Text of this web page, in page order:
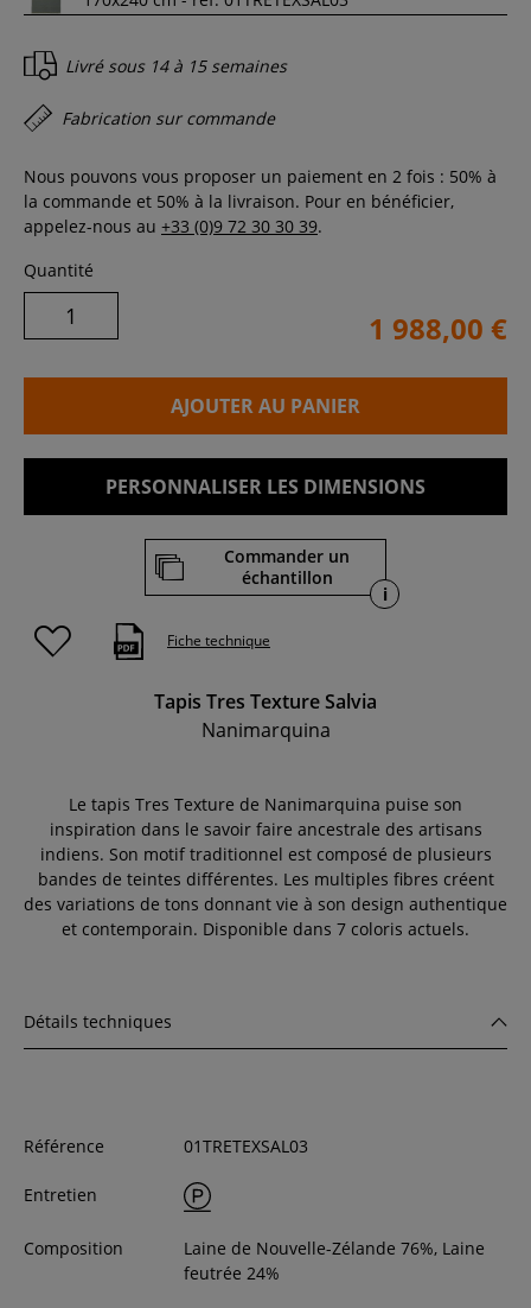
Livré sous 14 à 15 semaines
Fabrication sur commande
Nous pouvons vous proposer un paiement en 2 fois : 50% à
la commande et 50% à la livraison. Pour en bénéficier,
appelez-nous au +33 (0)9 72 30 30 39.
Quantité
1 988,00 €
AJOUTER AU PANIER
PERSONNALISER LES DIMENSIONS
Commander un
échantillon
i
Fiche technique
Tapis Tres Texture Salvia
Nanimarquina
Le tapis Tres Texture de Nanimarquina puise son
inspiration dans le savoir faire ancestrale des artisans
indiens. Son motif traditionnel est composé de plusieurs
bandes de teintes différentes. Les multiples fibres créent
des variations de tons donnant vie à son design authentique
et contemporain. Disponible dans 7 coloris actuels.
Détails techniques
Référence 01TRETEXSAL03
Entretien
Composition
Laine de Nouvelle-Zélande 76%, Laine
feutrée 24%